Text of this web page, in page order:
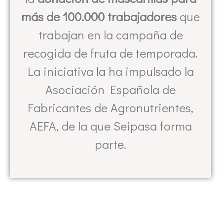
más de 100.000 trabajadores que
trabajan en la campaña de
recogida de fruta de temporada.
La iniciativa la ha impulsado la
Asociación Española de
Fabricantes de Agronutrientes,
AEFA, de la que Seipasa forma
parte.